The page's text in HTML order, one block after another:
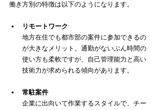
働き方別の特徴は以下のようになります。
リモートワーク
地方在住でも都市部の案件に参加できるの
が大きなメリット。通勤がないぶん時間の
使い方も柔軟ですが、自己管理能力と高い
技術力が求められる傾向があります。
常駐案件
企業に出向いて作業するスタイルで、チー